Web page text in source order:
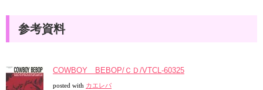
参考資料
COWBOY BEBOP/ＣＤ/VTCL-60325
posted with カエレバ